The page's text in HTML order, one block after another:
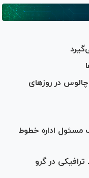
در روز‌های
مسئول اداره خطوط
در گرو